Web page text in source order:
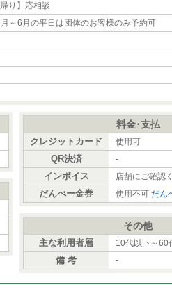
り】応相談
6月の平日は団体のお客様のみ予約可
料金･支払
クレジットカード 使用可
QR決済 -
インボイス 店舗にご確認
だんべー金券 使用不可 だん
その他
主な利用者層 10代以下～60
備 考 -